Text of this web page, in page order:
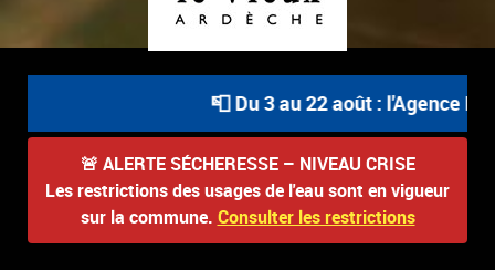
📮 Du 3 au 22 août : l'Agence
🚨 ALERTE SÉCHERESSE – NIVEAU CRISE
Les restrictions des usages de l'eau sont en vigueur
sur la commune. Consulter les restrictions